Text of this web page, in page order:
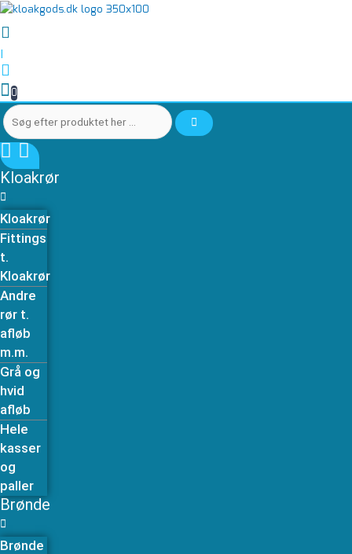
Gå
til
indholdet
|
0
Søg
efter
produktet
…
Kloakrør
Kloakrør
Fittings
t.
Kloakrør
Andre
rør t.
afløb
m.m.
Grå og
hvid
afløb
Hele
kasser
og
paller
Brønde
Brønde
Søg
efter
produktet
…